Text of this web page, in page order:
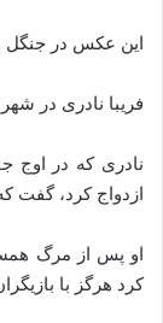
این عکس در جنگل‌
فریبا نادری در
نادری که در اوج
ازدواج کرد،
کرد هرگز با